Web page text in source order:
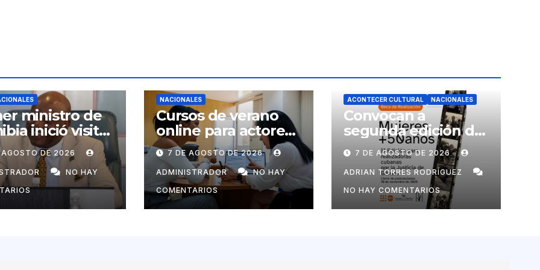
ministro de
inició visita
a Cuba por
de
Marrero
AGOSTO DE 2026
NO HAY
NACIONALES
Cursos de verano
online para actores
económicos y
estatales
7 DE AGOSTO DE 2026
ADMINISTRADOR
NO HAY
COMENTARIOS
ACONTECER CULTURAL NACIONALES
Convocan a
segunda edición de
Beca para
realizadoras
mayores de 50 años
7 DE AGOSTO DE 2026
ADRIAN TORRES RODRÍGUEZ
NO HAY COMENTARIOS